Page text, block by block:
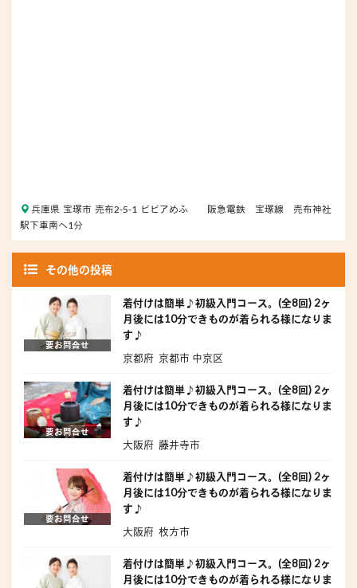
兵庫県 宝塚市 売布2-5-1 ピピアめふ 阪急電鉄 宝塚線 売布神社
駅下車南へ1分
その他の投稿
要お問合せ
着付けは簡単♪初級入門コース。(全8回) 2ヶ
月後には10分できものが着られる様になりま
す♪
京都府 京都市 中京区
要お問合せ
着付けは簡単♪初級入門コース。(全8回) 2ヶ
月後には10分できものが着られる様になりま
す♪
大阪府 藤井寺市
要お問合せ
着付けは簡単♪初級入門コース。(全8回) 2ヶ
月後には10分できものが着られる様になりま
す♪
大阪府 枚方市
着付けは簡単♪初級入門コース。(全8回) 2ヶ
月後には10分できものが着られる様になりま